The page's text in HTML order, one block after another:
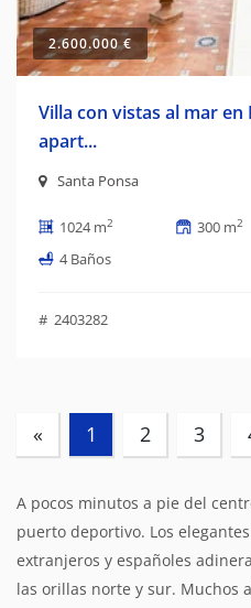
2.600.000 €
Villa con vistas al mar
apart...
Santa Ponsa
1024 m2 300 m2
4 Baños
# 2403282
« 1 (current)
2 3
A pocos minutos a pie del
puerto deportivo. Los
extranjeros y españoles
las orillas norte y sur. Muchos